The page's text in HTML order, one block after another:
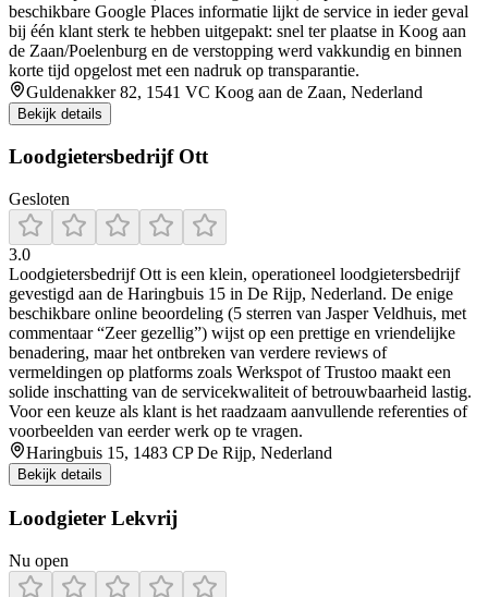
beschikbare Google Places informatie lijkt de service in ieder geval
bij één klant sterk te hebben uitgepakt: snel ter plaatse in Koog aan
de Zaan/Poelenburg en de verstopping werd vakkundig en binnen
korte tijd opgelost met een nadruk op transparantie.
Guldenakker 82, 1541 VC Koog aan de Zaan, Nederland
Bekijk details
Loodgietersbedrijf Ott
Gesloten
3.0
Loodgietersbedrijf Ott is een klein, operationeel loodgietersbedrijf
gevestigd aan de Haringbuis 15 in De Rijp, Nederland. De enige
beschikbare online beoordeling (5 sterren van Jasper Veldhuis, met
commentaar “Zeer gezellig”) wijst op een prettige en vriendelijke
benadering, maar het ontbreken van verdere reviews of
vermeldingen op platforms zoals Werkspot of Trustoo maakt een
solide inschatting van de servicekwaliteit of betrouwbaarheid lastig.
Voor een keuze als klant is het raadzaam aanvullende referenties of
voorbeelden van eerder werk op te vragen.
Haringbuis 15, 1483 CP De Rijp, Nederland
Bekijk details
Loodgieter Lekvrij
Nu open